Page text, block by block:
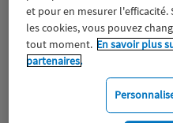
Engagement Epargne
Expérience clients
Mutualisme
et pour en mesurer
les cookies, vous pouvez
tout moment. En savoir plus
partenaires.